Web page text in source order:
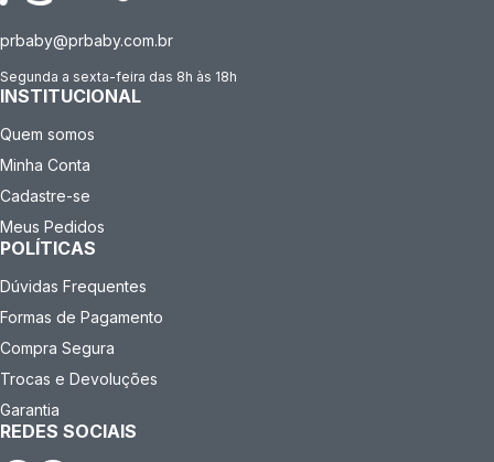
prbaby@prbaby.com.br
Segunda a sexta-feira das 8h às 18h
INSTITUCIONAL
Quem somos
Minha Conta
Cadastre-se
Meus Pedidos
POLÍTICAS
Dúvidas Frequentes
Formas de Pagamento
Compra Segura
Trocas e Devoluções
Garantia
REDES SOCIAIS